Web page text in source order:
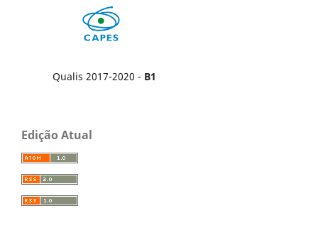
Qualis 2017-2020 - B1
Edição Atual